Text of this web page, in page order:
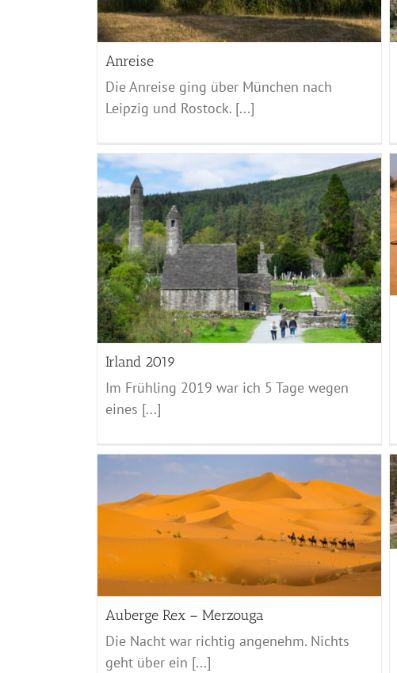
Anreise
Die Anreise ging über München nach
Leipzig und Rostock. [...]
Irland 2019
Im Frühling 2019 war ich 5 Tage wegen
eines [...]
Mhamid – Irgendwo
Marocco - 2017
Auberge Rex – Merzouga
Die Nacht war richtig angenehm. Nichts
geht über ein [...]
Volubilis – Auberge Rex
Marocco - 2017